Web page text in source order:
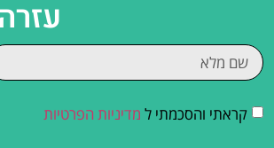
קראתי והסכמתי ל מדיניות הפרטיות